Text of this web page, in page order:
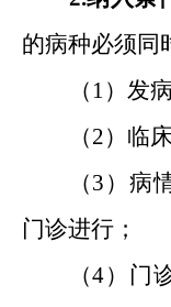
的病种必须同
（1）发
（2）临
（3）病
门诊进行；
（4）门